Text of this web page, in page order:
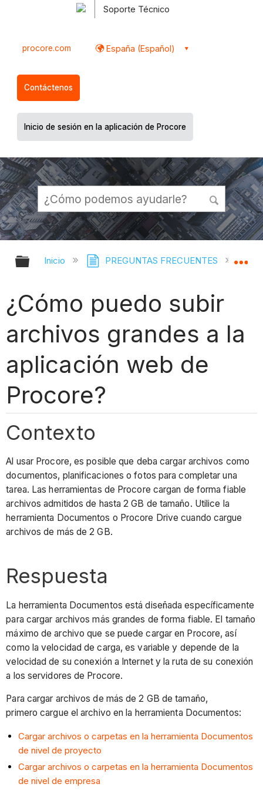
Soporte Técnico
procore.com España (Español)
Contáctenos
Inicio de sesión en la aplicación de Procore
Expandir/contraer jerarquía global
Inicio PREGUNTAS FRECUENTES
¿Cómo puedo subir
archivos grandes a la
aplicación web de
Procore?
Contexto
Al usar Procore, es posible que deba cargar archivos como
documentos, planificaciones o fotos para completar una
tarea. Las herramientas de Procore cargan de forma fiable
archivos admitidos de hasta 2 GB de tamaño. Utilice la
herramienta Documentos o Procore Drive cuando cargue
archivos de más de 2 GB.
Respuesta
La herramienta Documentos está diseñada específicamente
para cargar archivos más grandes de forma fiable. El tamaño
máximo de archivo que se puede cargar en Procore, así
como la velocidad de carga, es variable y depende de la
velocidad de su conexión a Internet y la ruta de su conexión
a los servidores de Procore.
Para cargar archivos de más de 2 GB de tamaño,
primero cargue el archivo en la herramienta Documentos:
Cargar archivos o carpetas en la herramienta Documentos
de nivel de proyecto
Cargar archivos o carpetas en la herramienta Documentos
de nivel de empresa